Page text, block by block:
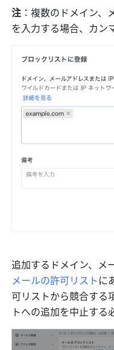
注 ：複数のドメイン
を入力する場合、カン
追加するドメイン、メ
メールの許可リストに
可リストから競合する
トへの追加を中止する